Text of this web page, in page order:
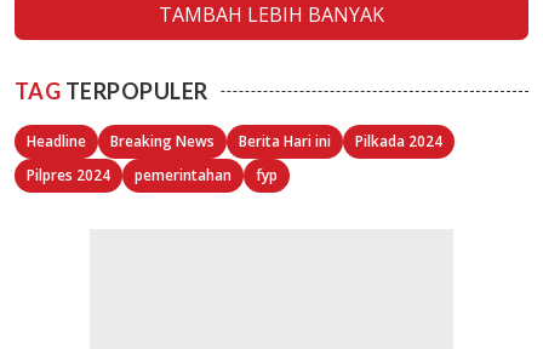
TAMBAH LEBIH BANYAK
TAG TERPOPULER
Headline Breaking News Berita Hari ini
Pilkada 2024
Pilpres 2024
pemerintahan fyp